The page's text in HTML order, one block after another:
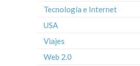
Tecnología e Internet
USA
Viajes
Web 2.0